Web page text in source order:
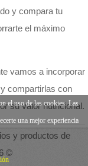
y compara tu
el máximo
vamos a incorporar
compartirlas con
su valor nutricional.
y productos de
©
el uso de las cookies. Las
una mejor experiencia